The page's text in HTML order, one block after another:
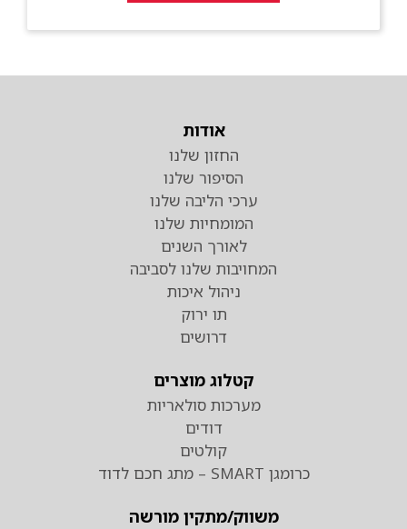
אודות
החזון שלנו
הסיפור שלנו
ערכי הליבה שלנו
המומחיות שלנו
לאורך השנים
המחויבות שלנו לסביבה
ניהול איכות
תו ירוק
דרושים
קטלוג מוצרים
מערכות סולאריות
דודים
קולטים
כרומגן SMART – מתג חכם לדוד
משווק/מתקין מורשה